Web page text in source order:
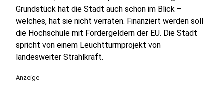
Grundstück hat die Stadt auch schon im Blick –
welches, hat sie nicht verraten. Finanziert werden soll
die Hochschule mit Fördergeldern der EU. Die Stadt
spricht von einem Leuchtturmprojekt von
landesweiter Strahlkraft.
Anzeige